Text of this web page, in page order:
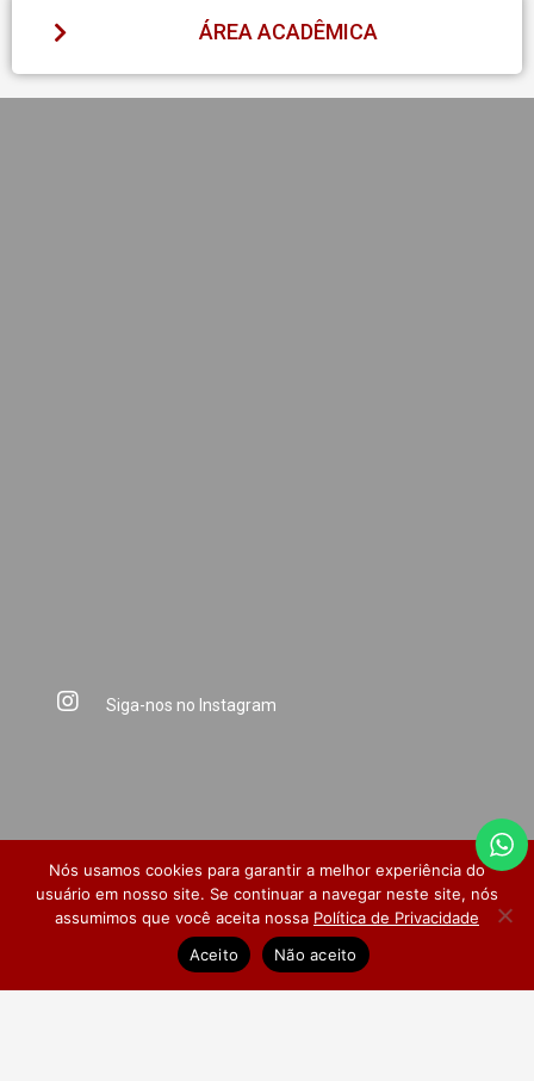
ÁREA ACADÊMICA
Siga-nos no Instagram
Pesquisa de Satisfação
Nós usamos cookies para garantir a melhor experiência do
usuário em nosso site. Se continuar a navegar neste site, nós
assumimos que você aceita nossa Política de Privacidade
Aceito
Não aceito